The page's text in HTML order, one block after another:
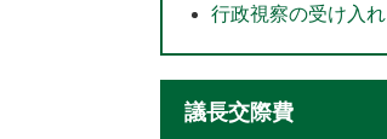
行政視察の受け入れ
議長交際費